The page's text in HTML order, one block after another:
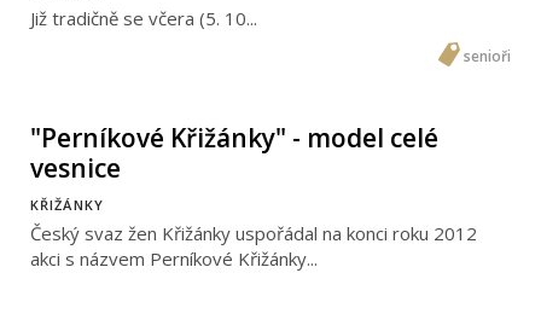
Již tradičně se včera (5. 10...
senioři
"Perníkové Křižánky" - model celé
vesnice
KŘIŽÁNKY
Český svaz žen Křižánky uspořádal na konci roku 2012
akci s názvem Perníkové Křižánky...